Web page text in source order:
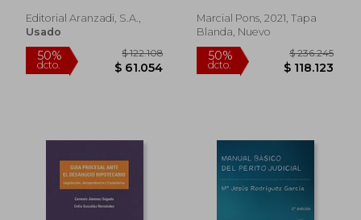
penal de 2003
Editorial Aranzadi, S.a.,
Usado
Marcial Pons, 2021, Tapa
Blanda, Nuevo